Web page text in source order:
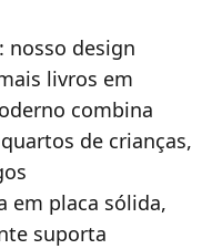
nosso design
livros em
combina
de crianças,
em placa sólida,
suporta